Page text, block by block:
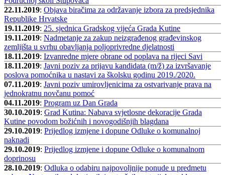
22.11.2019: Objava biračima za održavanje izbora za predsjednika
Republike Hrvatske
19.11.2019: 25. sjednica Gradskog vijeća Grada Kutine
19.11.2019: Nadmetanje za zakup neizgrađenog građevinskog
zemljišta u svrhu obavljanja poljoprivredne djelatnosti
18.11.2019: Izvanredne mjere obrane od poplava na rijeci Savi
18.11.2019: Javni poziv za prijavu kandidata (m/ž) za izvršavanje
poslova pomoćnika u nastavi za školsku godinu 2019./2020.
07.11.2019: Javni poziv umirovljenicima za ostvarivanje prava na
jednokratnu novčanu pomoć
04.11.2019: Program uz Dan Grada
30.10.2019: Grad Kutina: Nabava svjetlosne dekoracije Grada
Kutine povodom božićnih i novogodišnjih blagdana
29.10.2019: Prijedlog izmjene i dopune Odluke o komunalnoj
naknadi
29.10.2019: Prijedlog izmjene i dopune Odluke o komunalnom
doprinosu
28.10.2019: Odluka o odabiru najpovoljnije ponude u predmetu